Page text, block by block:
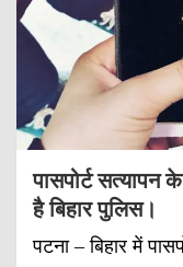
पासपोर्ट सत्यापन
है बिहार पुलिस।
पटना – बिहार में